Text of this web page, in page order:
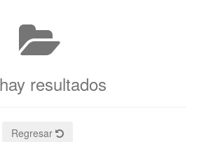
resultados
Regresar